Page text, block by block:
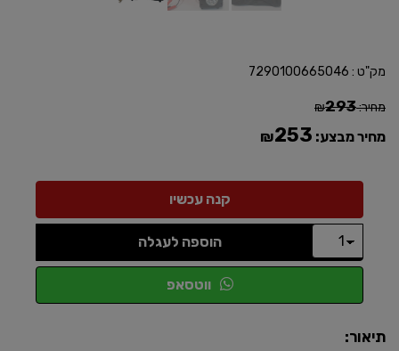
מק"ט : 7290100665046
מחיר: ₪293
מחיר מבצע: ₪253
הוספה לעגלה
ווטסאפ
תיאור: